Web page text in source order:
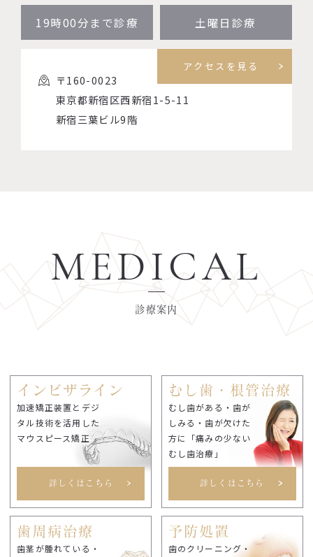
19時00分まで診療 土曜日診療
アクセスを見る
〒160-0023
東京都新宿区西新宿1-5-11
新宿三葉ビル9階
MEDICAL
診療案内
インビザライン
加速矯正装置とデジ
タル技術を活用した
マウスピース矯正
詳しくはこちら
むし歯・根管治療
むし歯がある・歯が
しみる・歯が欠けた
方に「痛みの少ない
むし歯治療」
詳しくはこちら
歯周病治療
歯茎が腫れている・
予防処置
歯のクリーニング・